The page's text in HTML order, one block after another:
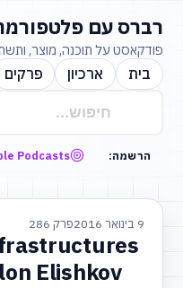
רברס עם
פודקאסט על תוכנה, מוצר,
בית ארכיון פרקים
הרשמה: Podcasts
9 בינואר 2016 פרק 286
Elishkov